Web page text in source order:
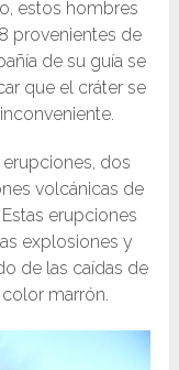
estos hombres
provenientes de
de su guía se
que el cráter se
dos
volcánicas de
erupciones
explosiones y
de las caídas de
marrón.